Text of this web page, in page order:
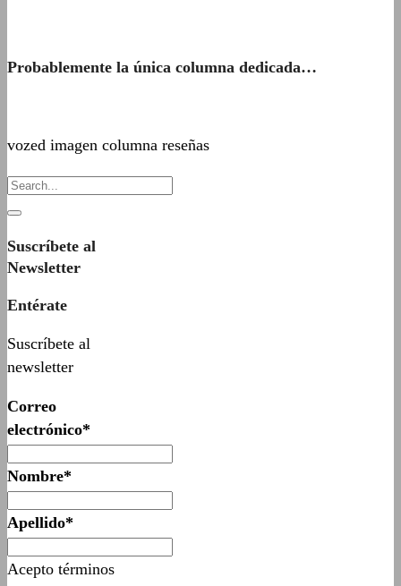
Probablemente la única columna dedicada…
vozed imagen columna reseñas
Suscríbete al
Newsletter
Entérate
Suscríbete al
newsletter
Correo
electrónico*
Nombre*
Apellido*
Acepto términos